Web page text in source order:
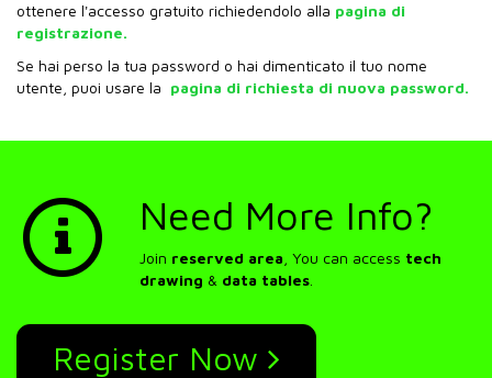
ottenere l'accesso gratuito richiedendolo alla pagina di
registrazione.
Se hai perso la tua password o hai dimenticato il tuo nome
utente, puoi usare la pagina di richiesta di nuova password.
Need More Info?
Join reserved area , You can access tech
drawing & data tables
Register Now